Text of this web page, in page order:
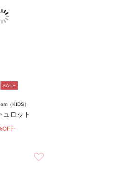
SALE
（KIDS）
ロット